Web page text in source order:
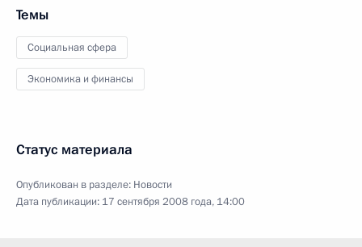
Темы
Социальная сфера
Экономика и финансы
Статус материала
Опубликован в разделе: Новости
Дата публикации: 17 сентября 2008 года, 14:00